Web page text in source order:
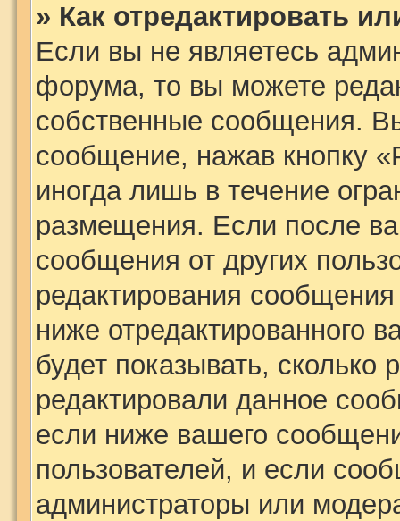
» Как отредактировать
Если вы не являетесь
форума, то вы можете
собственные сообщения.
сообщение, нажав кнопку
иногда лишь в течение
размещения. Если после
сообщения от других
редактирования
ниже отредактированного
будет показывать, сколько
редактировали данное
если ниже вашего
пользователей, и если
администраторы или